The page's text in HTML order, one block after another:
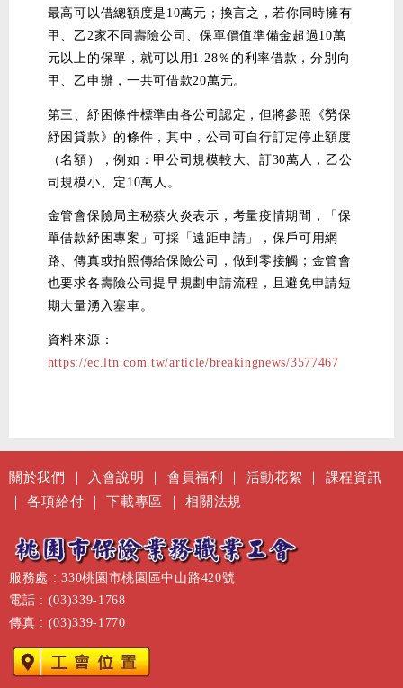
最高可以借總額度是10萬元；換言之，若你同時擁有
甲、乙2家不同壽險公司、保單價值準備金超過10萬
元以上的保單，就可以用1.28％的利率借款，分別向
甲、乙申辦，一共可借款20萬元。
第三、紓困條件標準由各公司認定，但將參照《勞保
紓困貸款》的條件，其中，公司可自行訂定停止額度
（名額），例如：甲公司規模較大、訂30萬人，乙公
司規模小、定10萬人。
金管會保險局主秘蔡火炎表示，考量疫情期間，「保
單借款紓困專案」可採「遠距申請」，保戶可用網
路、傳真或拍照傳給保險公司，做到零接觸；金管會
也要求各壽險公司提早規劃申請流程，且避免申請短
期大量湧入塞車。
資料來源：
https://ec.ltn.com.tw/article/breakingnews/3577467
關於我們 ｜ 入會說明 ｜ 會員福利 ｜ 活動花絮 ｜ 課程資訊
｜各項給付 ｜下載專區 ｜相關法規
服務處 : 330桃園市桃園區中山路420號
電話 : (03)339-1768
傳真 : (03)339-1770